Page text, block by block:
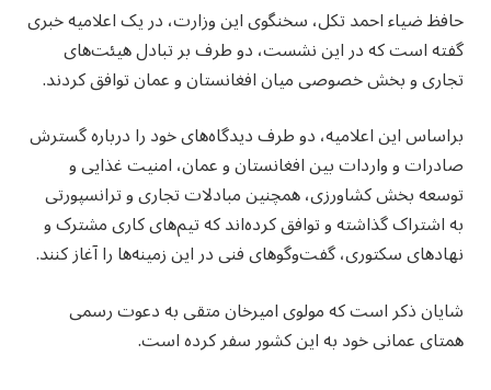
حافظ ضیاء احمد تکل، سخنگوی این وزارت، در یک اعلامیه خبری
گفته است که در این نشست، دو طرف بر تبادل هیئت‌های
تجاری و بخش خصوصی میان افغانستان و عمان توافق کردند.
براساس این اعلامیه، دو طرف دیدگاه‌های خود را درباره گسترش
صادرات و واردات بین افغانستان و عمان، امنیت غذایی و
توسعه بخش کشاورزی، همچنین مبادلات تجاری و ترانسپورتی
به اشتراک گذاشته و توافق کرده‌اند که تیم‌های کاری مشترک و
نهادهای سکتوری، گفت‌وگوهای فنی در این زمینه‌ها را آغاز کنند.
شایان ذکر است که مولوی امیرخان متقی به دعوت رسمی
همتای عمانی خود به این کشور سفر کرده است.